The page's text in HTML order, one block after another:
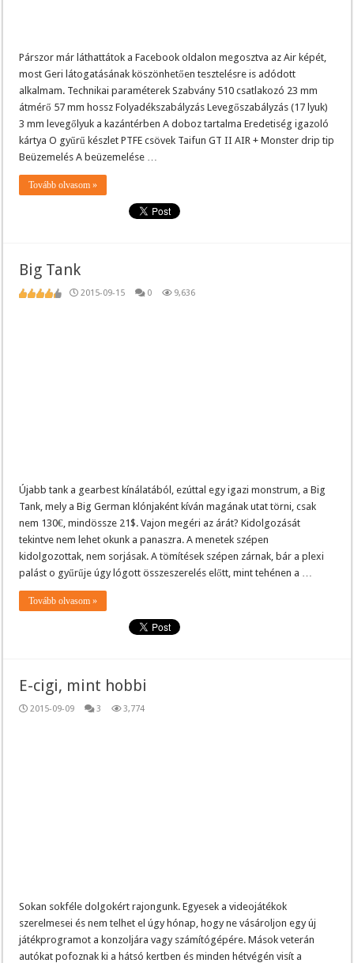
Párszor már láthattátok a Facebook oldalon megosztva az Air képét,
most Geri látogatásának köszönhetően tesztelésre is adódott
alkalmam. Technikai paraméterek Szabvány 510 csatlakozó 23 mm
átmérő 57 mm hossz Folyadékszabályzás Levegőszabályzás (17 lyuk)
3 mm levegőlyuk a kazántérben A doboz tartalma Eredetiség igazoló
kártya O gyűrű készlet PTFE csövek Taifun GT II AIR + Monster drip tip
Beüzemelés A beüzemelése …
Tovább olvasom »
Big Tank
2015-09-15 0 9,636
Újabb tank a gearbest kínálatából, ezúttal egy igazi monstrum, a Big
Tank, mely a Big German klónjaként kíván magának utat törni, csak
nem 130€, mindössze 21$. Vajon megéri az árát? Kidolgozását
tekintve nem lehet okunk a panaszra. A menetek szépen
kidolgozottak, nem sorjásak. A tömítések szépen zárnak, bár a plexi
palást o gyűrűje úgy lógott összeszerelés előtt, mint tehénen a …
Tovább olvasom »
E-cigi, mint hobbi
2015-09-09 3 3,774
Sokan sokféle dolgokért rajongunk. Egyesek a videojátékok
szerelmesei és nem telhet el úgy hónap, hogy ne vásároljon egy új
játékprogramot a konzoljára vagy számítógépére. Mások veterán
autókat pofoznak ki a hátsó kertben és minden hétvégén visít a